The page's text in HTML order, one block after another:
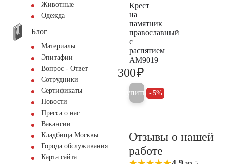
Животные
Одежда
Блог
Материалы
Эпитафии
Вопрос - Ответ
Сотрудники
Сертификаты
Новости
Пресса о нас
Вакансии
Кладбища Москвы
Города обслуживания
Карта сайта
Крест
на
памятник
православный
с
распятием
AM9019
300₽
Купить 5%
Отзывы о нашей
работе